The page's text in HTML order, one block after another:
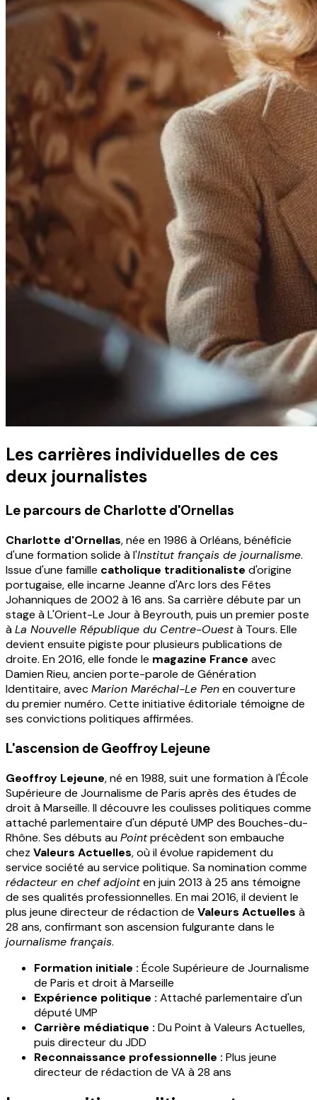
Les carrières individuelles de ces
deux journalistes
Le parcours de Charlotte d'Ornellas
Charlotte d'Ornellas, née en 1986 à Orléans, bénéficie
d'une formation solide à l'Institut français de journalisme.
Issue d'une famille catholique traditionaliste d'origine
portugaise, elle incarne Jeanne d'Arc lors des Fêtes
Johanniques de 2002 à 16 ans. Sa carrière débute par un
stage à L'Orient-Le Jour à Beyrouth, puis un premier poste
àLa Nouvelle République du Centre-Ouestà Tours. Elle
devient ensuite pigiste pour plusieurs publications de
droite. En 2016, elle fonde le magazine France avec
Damien Rieu, ancien porte-parole de Génération
Identitaire, avecMarion Maréchal-Le Penen couverture
du premier numéro. Cette initiative éditoriale témoigne de
ses convictions politiques affirmées.
L'ascension de Geoffroy Lejeune
Geoffroy Lejeune, né en 1988, suit une formation à l'École
Supérieure de Journalisme de Paris après des études de
droit à Marseille. Il découvre les coulisses politiques comme
attaché parlementaire d'un député UMP des Bouches-du-
Rhône. Ses débuts auPointprécèdent son embauche
chez Valeurs Actuelles, où il évolue rapidement du
service société au service politique. Sa nomination comme
rédacteur en chef adjointen juin 2013 à 25 ans témoigne
de ses qualités professionnelles. En mai 2016, il devient le
plus jeune directeur de rédaction de Valeurs Actuelles à
28 ans, confirmant son ascension fulgurante dans le
journalisme français.
Formation initiale : École Supérieure de Journalisme
de Paris et droit à Marseille
Expérience politique : Attaché parlementaire d'un
député UMP
Carrière médiatique : Du Point à Valeurs Actuelles,
puis directeur du JDD
Reconnaissance professionnelle : Plus jeune
directeur de rédaction de VA à 28 ans